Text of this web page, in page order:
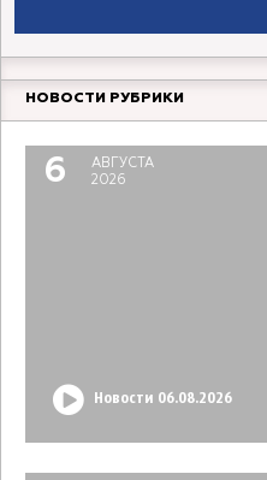
НОВОСТИ РУБРИКИ
6
АВГУСТА
2026
Новости 06.08.2026